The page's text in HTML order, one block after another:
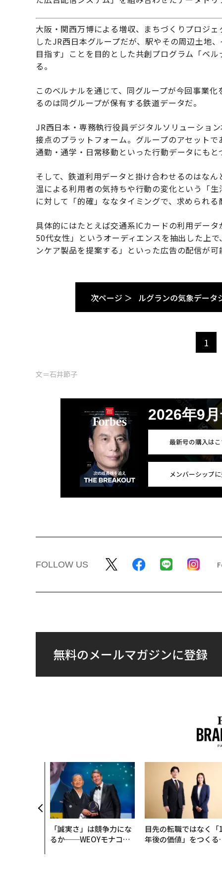
大阪・関西万博による増収、まちづくりプロジ
したJR西日本グループだが、駅やその周辺土地
目指す」ことを目的とした共創プログラム「ベ
る。
このベルナルを通じて、同グループが今回事業
るのは同グループが保有する鉄道データだ。
JR西日本・専務執行役員デジタルソリューショ
接点のプラットフォーム。グループのアセット
通勤・通学・日常移動といった行動データにも
そして、鉄道利用データと掛け合わせるのはな
温による利用者の気持ちや行動の変化という「
に対して「的確」ななタイミングで、求められ
具体的にはたとえば交通系ICカードの利用デー
50代女性」というオーディエンスを抽出した上
ンケア製品を提案する」といった広告の配信が
次ページ ＞ ルグランの気象デー
1
文＝石井節子
2026年9
最新号の購入は
メンバーシップ
FOLLOW US
無料のメールマガジンに登録
「誠実さ」は競争力にな
るか──WEOYモナコで
目先の転職ではなく「
年後の価値」をつく